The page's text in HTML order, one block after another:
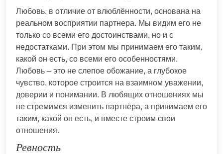
Любовь, в отличие от влюблённости, основана на
реальном восприятии партнера. Мы видим его не
только со всеми его достоинствами, но и с
недостатками. При этом мы принимаем его таким,
какой он есть, со всеми его особенностями.
Любовь – это не слепое обожание, а глубокое
чувство, которое строится на взаимном уважении,
доверии и понимании. В любящих отношениях мы
не стремимся изменить партнёра, а принимаем его
таким, какой он есть, и вместе строим свои
отношения.
Ревность